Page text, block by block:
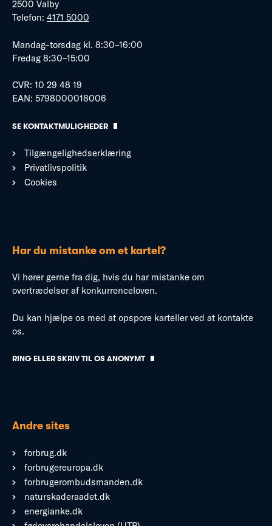
2500 Valby
Telefon: 4171 5000
Mandag–torsdag kl. 8:30–16:00
Fredag 8:30–15:00
CVR: 10 29 48 19
EAN: 5798000018006
SE KONTAKTMULIGHEDER
Tilgængelighedserklæring
Privatlivspolitik
Cookies
Har du mistanke om et kartel?
Vi hører gerne fra dig, hvis du har mistanke om
overtrædelser af konkurrenceloven.
Du kan hjælpe os med at opspore karteller ved at kontakte
os.
RING ELLER SKRIV TIL OS ANONYMT
Andre sites
forbrug.dk
forbrugereuropa.dk
forbrugerombudsmanden.dk
naturskaderaadet.dk
energianke.dk